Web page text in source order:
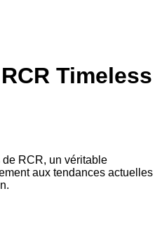
Timeless
RCR, un véritable
aux tendances actuelles